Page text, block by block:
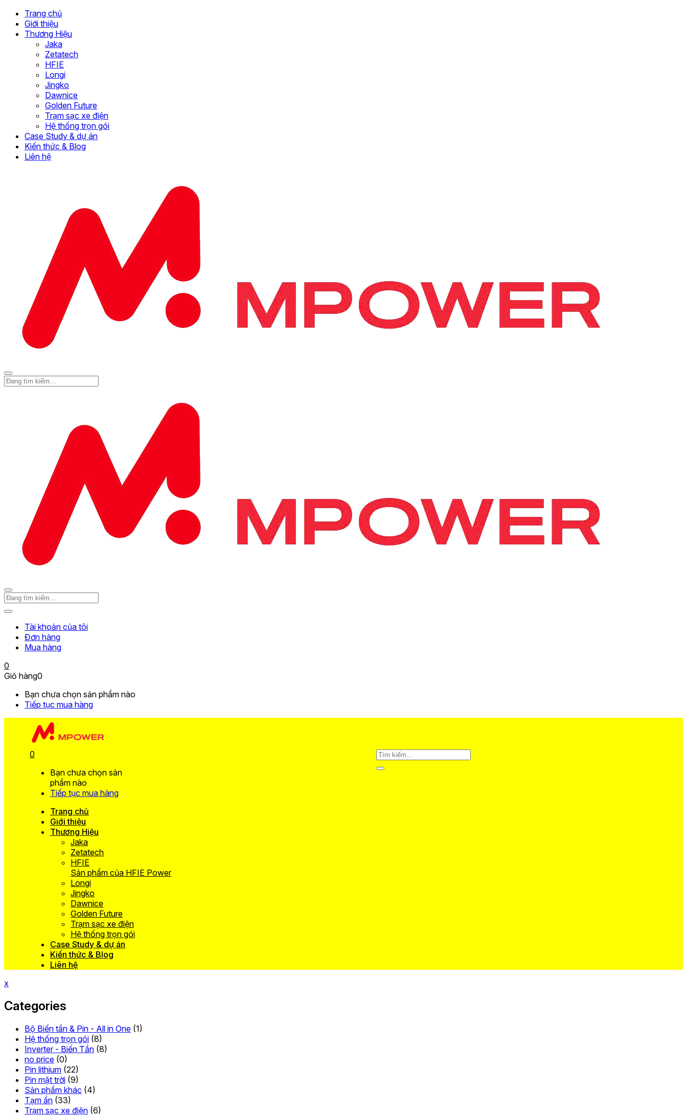
Trang chủ
Giới thiệu
Thương Hiệu
Jaka
Zetatech
HFIE
Longi
Jingko
Dawnice
Golden Future
Trạm sạc xe điện
Hệ thống trọn gói
Case Study & dự án
Kiến thức & Blog
Liên hệ
Tài khoản của tôi
Đơn hàng
Mua hàng
0
Giỏ hàng0
Bạn chưa chọn sản phẩm nào
Tiếp tục mua hàng
0
Bạn chưa chọn sản
phẩm nào
Tiếp tục mua hàng
Trang chủ
Giới thiệu
Thương Hiệu
Jaka
Zetatech
HFIE
Sản phẩm của HFIE Power
Longi
Jingko
Dawnice
Golden Future
Trạm sạc xe điện
Hệ thống trọn gói
Case Study & dự án
Kiến thức & Blog
Liên hệ
x
Categories
Bộ Biến tần & Pin - All in One (1)
Hệ thống trọn gói (8)
Inverter - Biến Tần (8)
no price (0)
Pin lithium (22)
Pin mặt trời (9)
Sản phẩm khác (4)
Tạm ẩn (33)
Trạm sạc xe điện (6)